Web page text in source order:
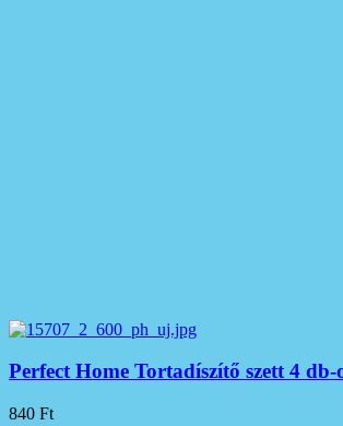
Perfect Home Tortadíszítő szett 4 db-
840 Ft